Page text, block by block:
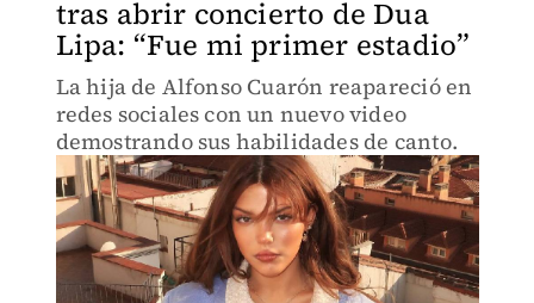
tras abrir concierto de Dua
Lipa: “Fue mi primer estadio”
La hija de Alfonso Cuarón reapareció en
redes sociales con un nuevo video
demostrando sus habilidades de canto.